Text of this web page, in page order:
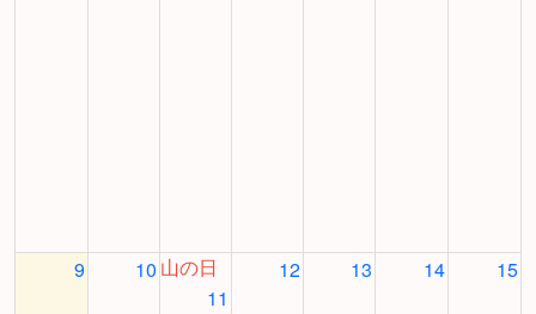
9 10 山の日
11
12 13 14 15